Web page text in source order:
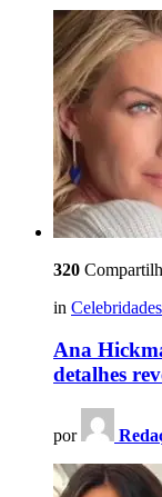
320
in Celebridades
Ana
detalhes
por